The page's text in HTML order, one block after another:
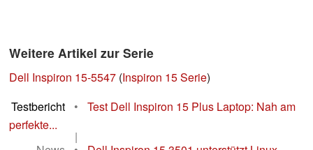
Weitere Artikel zur Serie
Dell Inspiron 15-5547 (Inspiron 15 Serie)
Testbericht
•
Test Dell Inspiron 15 Plus Laptop: Nah am
perfekte...
|